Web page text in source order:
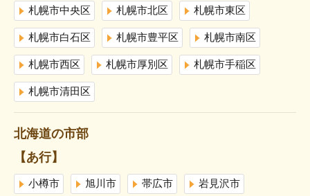
札幌市中央区 札幌市北区 札幌市東区
札幌市白石区 札幌市豊平区 札幌市南区
札幌市西区 札幌市厚別区 札幌市手稲区
札幌市清田区
北海道の市部
【あ行】
小樽市 旭川市 帯広市 岩見沢市